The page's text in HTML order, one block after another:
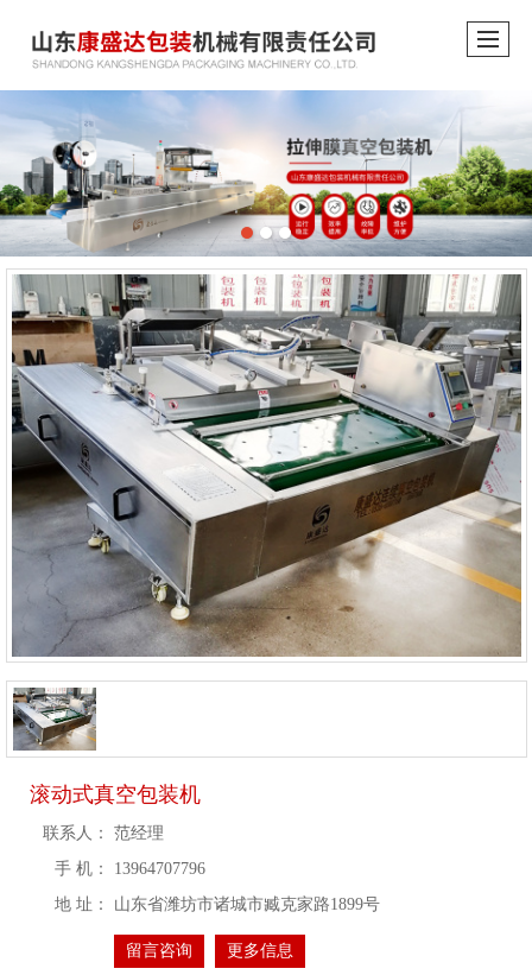
滚动式真空包装机
联系人：
范经理
手 机：
13964707796
地 址：
山东省潍坊市诸城市臧克家路1899号
留言咨询 更多信息